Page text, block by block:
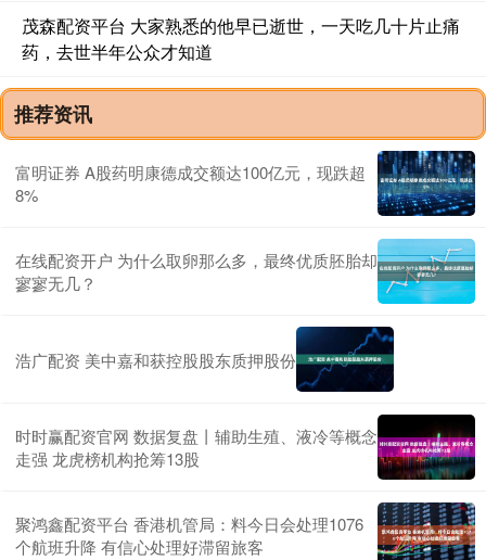
茂森配资平台 大家熟悉的他早已逝世，一天吃几十片止痛
药，去世半年公众才知道
推荐资讯
富明证券 A股药明康德成交额达100亿元，现跌超
8%
在线配资开户 为什么取卵那么多，最终优质胚胎却
寥寥无几？
浩广配资 美中嘉和获控股股东质押股份
时时赢配资官网 数据复盘丨辅助生殖、液冷等概念
走强 龙虎榜机构抢筹13股
聚鸿鑫配资平台 香港机管局：料今日会处理1076
个航班升降 有信心处理好滞留旅客